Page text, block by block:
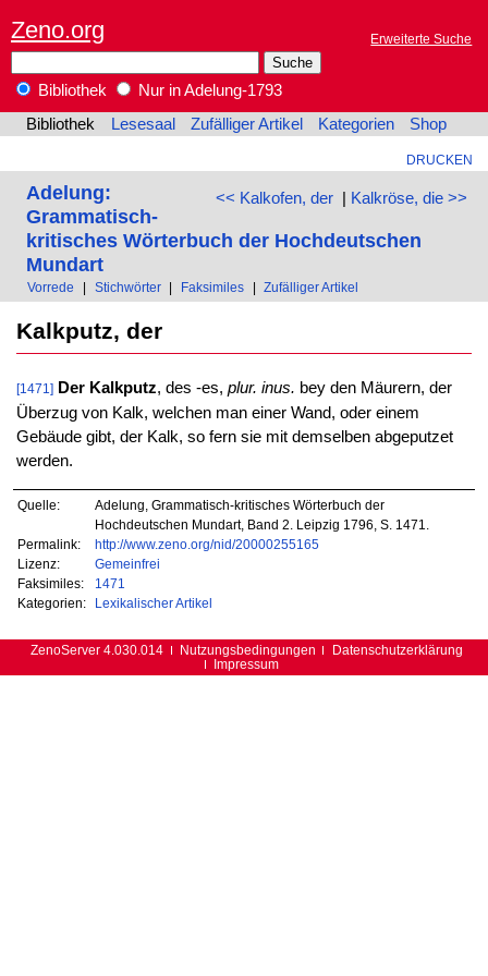
Zeno.org Erweiterte Suche
Bibliothek
Nur in Adelung-1793
Bibliothek
Lesesaal Zufälliger Artikel Kategorien Shop
DRUCKEN
<< Kalkofen, der| Kalkröse, die >>
Adelung:
Grammatisch-
kritisches Wörterbuch der Hochdeutschen
Mundart
Vorrede Stichwörter Faksimiles Zufälliger Artikel
Kalkputz, der
[1471] Der Kalkputz, des -es, plur. inus. bey den Mäurern, der
Überzug von Kalk, welchen man einer Wand, oder einem
Gebäude gibt, der Kalk, so fern sie mit demselben abgeputzet
werden.
Quelle:
Adelung, Grammatisch-kritisches Wörterbuch der
Hochdeutschen Mundart, Band 2. Leipzig 1796, S. 1471.
Permalink:
http://www.zeno.org/nid/20000255165
Lizenz:
Gemeinfrei
Faksimiles:
1471
Kategorien:
Lexikalischer Artikel
ZenoServer 4.030.014 Nutzungsbedingungen
Datenschutzerklärung
Impressum